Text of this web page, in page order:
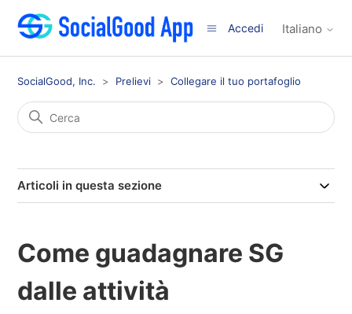
Accedi Italiano
SocialGood, Inc. Prelievi Collegare il tuo portafoglio
Articoli in questa sezione
Come guadagnare SG
dalle attività